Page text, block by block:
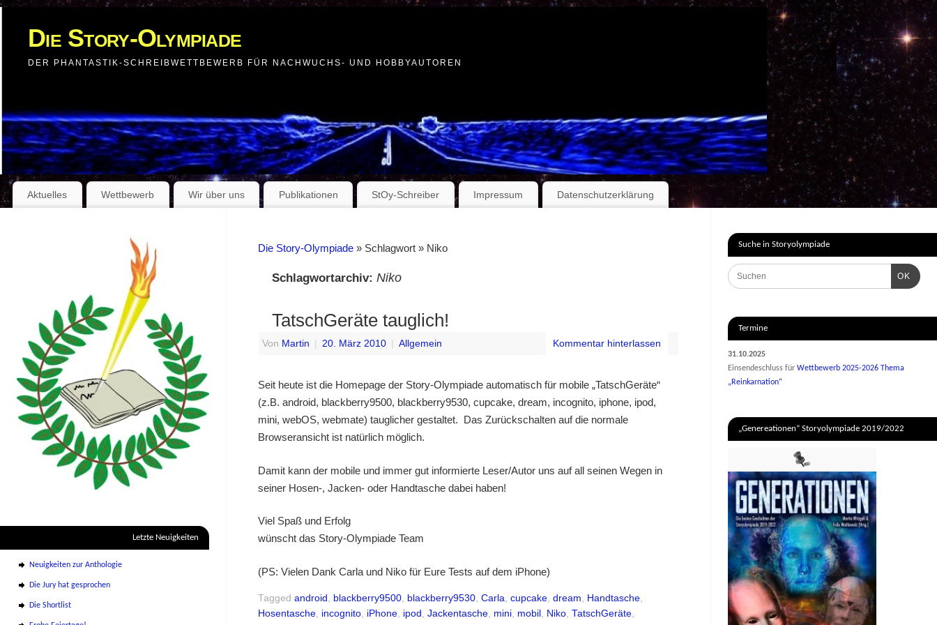
Die Story-Olympiade
DER PHANTASTIK-SCHREIBWETTBEWERB FÜR NACHWUCHS- UND HOBBYAUTOREN
Aktuelles Wettbewerb Wir über uns Publikationen StOy-Schreiber Impressum Datenschutzerklärung
Die Story-Olympiade » Schlagwort » Niko
Schlagwortarchiv: Niko
TatschGeräte tauglich!
Von Martin 20. März 2010 Allgemein Kommentar hinterlassen
Seit heute ist die Homepage der Story-Olympiade automatisch für mobile „TatschGeräte“
(z.B. android, blackberry9500, blackberry9530, cupcake, dream, incognito, iphone, ipod,
mini, webOS, webmate) tauglicher gestaltet. Das Zurückschalten auf die normale
Browseransicht ist natürlich möglich.
Damit kann der mobile und immer gut informierte Leser/Autor uns auf all seinen Wegen in
seiner Hosen-, Jacken- oder Handtasche dabei haben!
Viel Spaß und Erfolg
wünscht das Story-Olympiade Team
(PS: Vielen Dank Carla und Niko für Eure Tests auf dem iPhone)
Tagged android blackberry9500 blackberry9530 Carla cupcake dream Handtasche
Hosentasche incognito iPhone ipod Jackentasche mini mobil Niko TatschGeräte
Letzte Neuigkeiten
Neuigkeiten zur Anthologie
Die Jury hat gesprochen
Die Shortlist
Suche in Storyolympiade
OK
Termine
31.10.2025
Einsendeschluss für Wettbewerb 2025-2026 Thema
„Reinkarnation“
„Genereationen“ Storyolympiade 2019/2022